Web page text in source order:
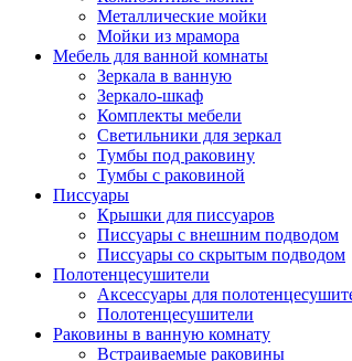
Металлические мойки
Мойки из мрамора
Мебель для ванной комнаты
Зеркала в ванную
Зеркало-шкаф
Комплекты мебели
Светильники для зеркал
Тумбы под раковину
Тумбы с раковиной
Писсуары
Крышки для писсуаров
Писсуары с внешним подводом
Писсуары со скрытым подводом
Полотенцесушители
Аксессуары для
Полотенцесушители
Раковины в ванную комнату
Встраиваемые раковины